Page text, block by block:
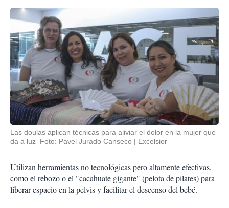
Las doulas aplican técnicas para aliviar el dolor en la mujer que
da a luz Foto: Pavel Jurado Canseco
Excelsior
Utilizan herramientas no tecnológicas pero altamente efectivas,
como el rebozo o el "cacahuate gigante" (pelota de pilates) para
liberar espacio en la pelvis y facilitar el descenso del bebé.